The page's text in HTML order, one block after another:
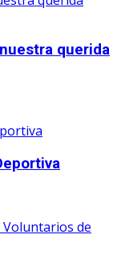
querida